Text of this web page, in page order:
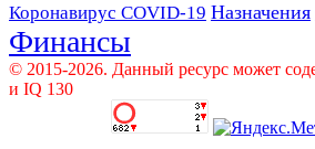
Коронавирус COVID-19 Назначения
Финансы
© 2015-2026. Данный ресурс может
и IQ 130